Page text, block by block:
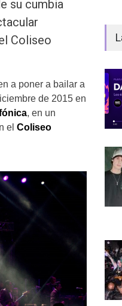
su cumbia
Coliseo
a poner a bailar a
de 2015 en
, en un
el Coliseo